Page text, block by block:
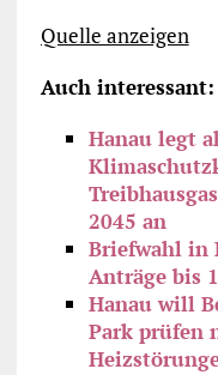
Quelle anzeigen
Auch interessant:
Hanau legt
2045 an
Briefwahl in
Anträge bis
Hanau will
Park prüfen